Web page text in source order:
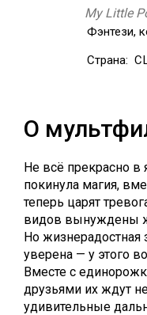
My Little
Фэнтези,
Страна:
О
Не всё прекрасно в
покинула магия,
теперь царят
видов вынуждены
Но жизнерадостная
уверена — у этого
Вместе с
друзьями их ждут
удивительные